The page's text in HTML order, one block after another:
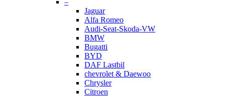
–
Jaguar
Alfa Romeo
Audi-Seat-Skoda-VW
BMW
Bugatti
BYD
DAF Lastbil
chevrolet & Daewoo
Chrysler
Citroen